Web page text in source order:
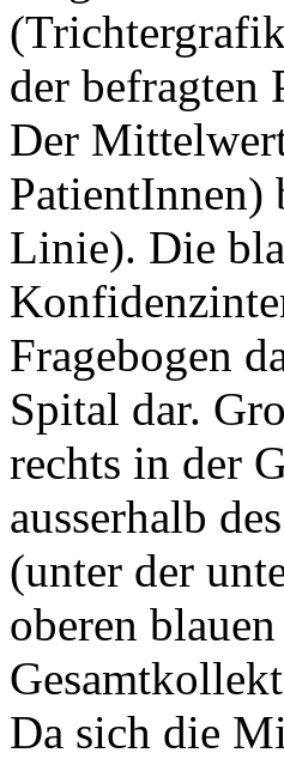
der befragten
Der
PatientInnen)
Linie). Die
Fragebogen
Spital dar.
rechts in der
ausserhalb
(unter der
oberen
Da sich die